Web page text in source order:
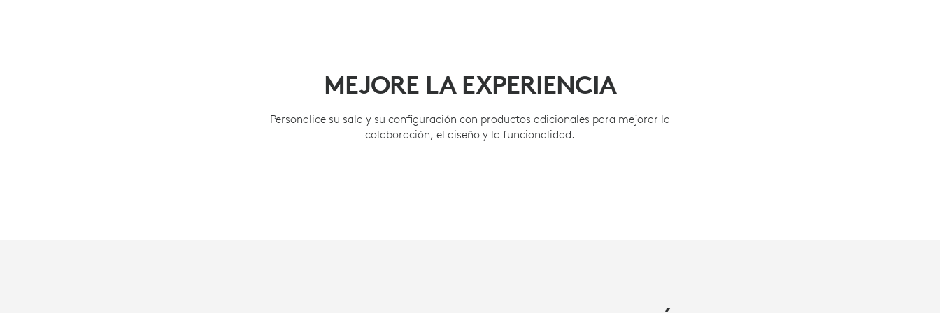
MEJORE LA EXPERIENCIA
Personalice su sala y su configuración con productos adicionales para mejorar la
colaboración, el diseño y la funcionalidad.